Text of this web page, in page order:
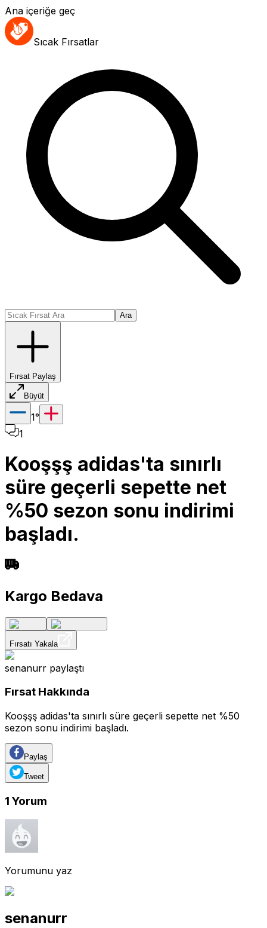
Ana içeriğe geç
Sıcak Fırsatlar
Ara
Fırsat Paylaş
Büyüt
1°
1
Kooşşş adidas'ta sınırlı
süre geçerli sepette net
%50 sezon sonu indirimi
başladı.
Kargo Bedava
Fırsatı Yakala
senanurr paylaştı
Fırsat Hakkında
Kooşşş adidas'ta sınırlı süre geçerli sepette net %50
sezon sonu indirimi başladı.
Paylaş
Tweet
1 Yorum
Yorumunu yaz
senanurr